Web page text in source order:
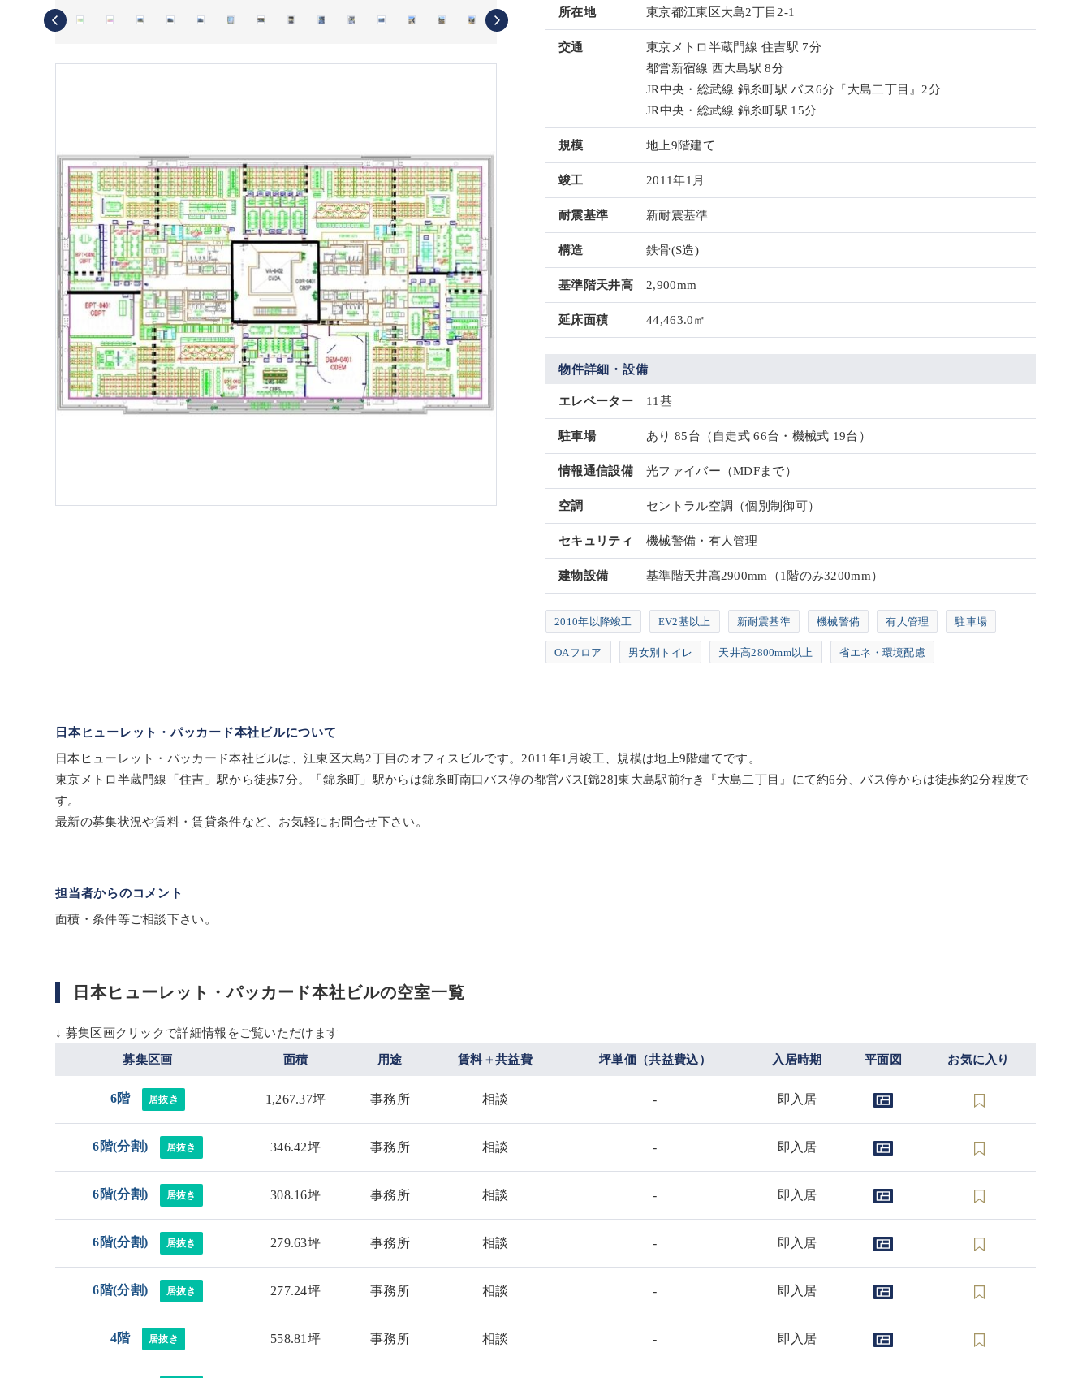
所在地 東京都江東区大島2丁目2-1
交通
東京メトロ半蔵門線 住吉駅 7分
都営新宿線 西大島駅 8分
JR中央・総武線 錦糸町駅 バス6分『大島二丁目』2分
JR中央・総武線 錦糸町駅 15分
規模 地上9階建て
竣工 2011年1月
耐震基準 新耐震基準
構造 鉄骨(S造)
基準階天井高 2,900mm
延床面積 44,463.0㎡
物件詳細・設備
エレベーター 11基
駐車場 あり 85台（自走式 66台・機械式 19台）
情報通信設備 光ファイバー（MDFまで）
空調 セントラル空調（個別制御可）
セキュリティ 機械警備・有人管理
建物設備 基準階天井高2900mm（1階のみ3200mm）
2010年以降竣工 EV2基以上 新耐震基準 機械警備 有人管理 駐車場
OAフロア 男女別トイレ 天井高2800mm以上 省エネ・環境配慮
日本ヒューレット・パッカード本社ビルについて
日本ヒューレット・パッカード本社ビルは、江東区大島2丁目のオフィスビルです。2011年1月竣工、規模は地上9階建てです。
東京メトロ半蔵門線「住吉」駅から徒歩7分。「錦糸町」駅からは錦糸町南口バス停の都営バス[錦28]東大島駅前行き『大島二丁目』にて約6分、バス停からは徒歩約2分程度で
す。
最新の募集状況や賃料・賃貸条件など、お気軽にお問合せ下さい。
担当者からのコメント
面積・条件等ご相談下さい。
日本ヒューレット・パッカード本社ビルの空室一覧
↓ 募集区画クリックで詳細情報をご覧いただけます
募集区画 面積 用途 賃料＋共益費 坪単価（共益費込） 入居時期 平面図 お気に入り
6階 居抜き 1,267.37坪 事務所 相談 - 即入居
6階(分割) 居抜き 346.42坪 事務所 相談 - 即入居
6階(分割) 居抜き 308.16坪 事務所 相談 - 即入居
6階(分割) 居抜き 279.63坪 事務所 相談 - 即入居
6階(分割) 居抜き 277.24坪 事務所 相談 - 即入居
4階 居抜き 558.81坪 事務所 相談 - 即入居